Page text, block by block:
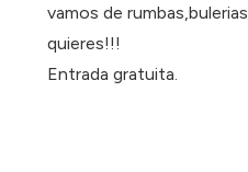
vamos de
quieres!!!
Entrada gratuita.